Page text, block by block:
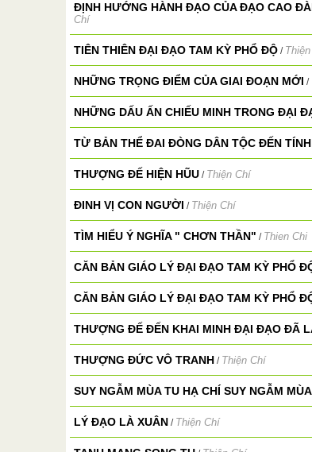
ĐỊNH HƯỚNG HÀNH ĐẠO CỦA ĐẠO CAO
Chí
TIÊN THIÊN ĐẠI ĐẠO TAM KỲ PHỔ ĐỘ /
NHỮNG TRỌNG ĐIỂM CỦA GIAI ĐOẠN MỚI /
NHỮNG DẤU ẤN CHIẾU MINH TRONG ĐẠI
TỪ BẢN THỂ ĐAI ĐÒNG DÂN TỘC ĐẾN
THƯỢNG ĐẾ HIỆN HŨU / Thiện Chí
ĐINH VỊ CON NGƯỜI / Thiện Chí
TÌM HIỂU Ý NGHĨA " CHƠN THẦN" / Thien Chi
CĂN BẢN GIÁO LÝ ĐẠI ĐẠO TAM KỲ PHỔ
CĂN BẢN GIÁO LÝ ĐẠI ĐẠO TAM KỲ PHỔ
THƯỢNG ĐẾ ĐẾN KHAI MINH ĐẠI ĐẠO ĐÃ
THƯỢNG ĐỨC VÔ TRANH / Thiện Chí
SUY NGẪM MÙA TU HẠ CHÍ SUY NGẪM
LÝ ĐẠO LÀ XUÂN / Thiện Chí